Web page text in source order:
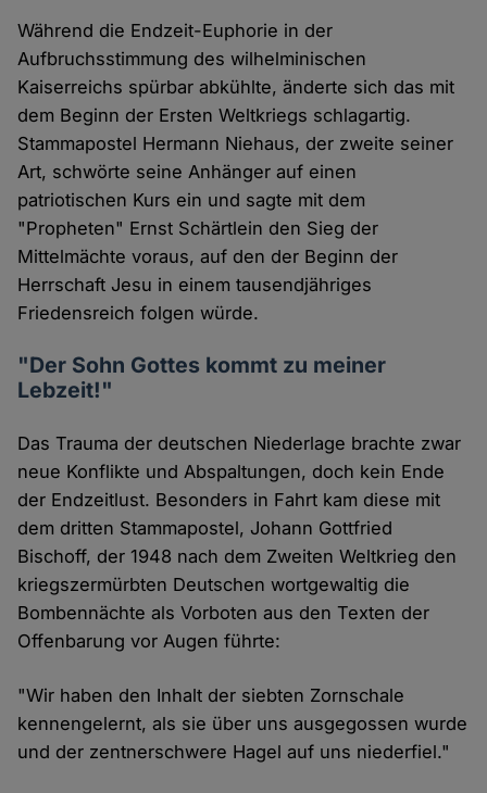
Während die Endzeit-Euphorie in der
Aufbruchsstimmung des wilhelminischen
Kaiserreichs spürbar abkühlte, änderte sich das mit
dem Beginn der Ersten Weltkriegs schlagartig.
Stammapostel Hermann Niehaus, der zweite seiner
Art, schwörte seine Anhänger auf einen
patriotischen Kurs ein und sagte mit dem
"Propheten" Ernst Schärtlein den Sieg der
Mittelmächte voraus, auf den der Beginn der
Herrschaft Jesu in einem tausendjähriges
Friedensreich folgen würde.
"Der Sohn Gottes kommt zu meiner
Lebzeit!"
Das Trauma der deutschen Niederlage brachte zwar
neue Konflikte und Abspaltungen, doch kein Ende
der Endzeitlust. Besonders in Fahrt kam diese mit
dem dritten Stammapostel, Johann Gottfried
Bischoff, der 1948 nach dem Zweiten Weltkrieg den
kriegszermürbten Deutschen wortgewaltig die
Bombennächte als Vorboten aus den Texten der
Offenbarung vor Augen führte:
"Wir haben den Inhalt der siebten Zornschale
kennengelernt, als sie über uns ausgegossen wurde
und der zentnerschwere Hagel auf uns niederfiel."